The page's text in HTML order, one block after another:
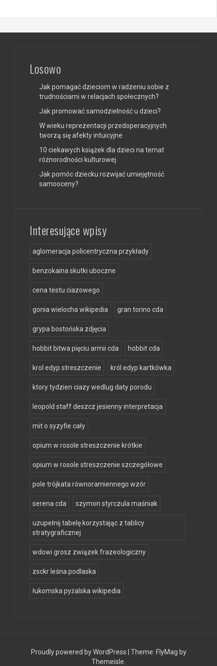
Losowo
Jak pomagać dzieciom w radzeniu sobie z
trudnościami w relacjach społecznych?
Jak promować samodzielność u dzieci?
W wieku reprezentacji przedoperacyjnych
tworzą się afekty intuicyjne
10 ciekawych książek dla dzieci na temat
różnorodności kulturowej
Jak pomóc dziecku rozwijać umiejętność
samooceny?
Interesujące wpisy
aglomeracja policentryczna przykłady
benzokaina skutki uboczne
cena testu ciazowego
gonia wielocha wikipedia gran torino cda
grypa bostońska zdjęcia
hobbit bitwa pięciu armii cda hobbit cda
krol edyp streszczenie król edyp kartkówka
ktory tydzien ciazy wedlug daty porodu
leopold staff deszcz jesienny interpretacja
mit o syzyfie cały
opium w rosole streszczenie krótkie
opium w rosole streszczenie szczegółowe
pole trójkata równoramiennego wzór
serena cda szymon styrczula maśniak
uzupełnij tabelę korzystając z tablicy
stratygraficznej
wdowi grosz związek frazeologiczny
zsckr leśna podlaska
łukomska pyżalska wikipedia
Proudly powered by WordPress Theme: FlyMag by
Themeisle.